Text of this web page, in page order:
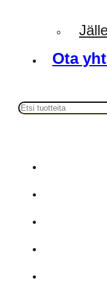
Ota
Haku